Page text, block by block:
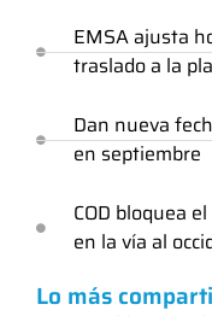
EMSA ajusta
traslado a la
Dan nueva
en septiembre
COD bloquea
en la vía al
Lo más